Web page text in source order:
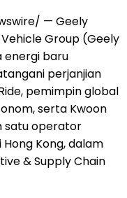
— Geely
Group (Geely
energi baru
perjanjian
pemimpin global
serta Kwoon
satu operator
Kong, dalam
& Supply Chain